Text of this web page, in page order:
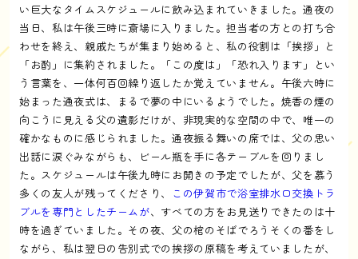
い巨大なタイムスケジュールに飲み込まれていきました。通夜の
当日、私は午後三時に斎場に入りました。担当者の方との打ち合
わせを終え、親戚たちが集まり始めると、私の役割は「挨拶」と
「お酌」に集約されました。「この度は」「恐れ入ります」とい
う言葉を、一体何百回繰り返したか覚えていません。午後六時に
始まった通夜式は、まるで夢の中にいるようでした。焼香の煙の
向こうに見える父の遺影だけが、非現実的な空間の中で、唯一の
確かなものに感じられました。通夜振る舞いの席では、父の思い
出話に涙ぐみながらも、ビール瓶を手に各テーブルを回りまし
た。スケジュールは午後九時にお開きの予定でしたが、父を慕う
多くの友人が残ってくださり、 この伊賀市で浴室排水口交換トラ
ブルを専門としたチームが、すべての方をお見送りできたのは十
時を過ぎていました。その夜、父の棺のそばでろうそくの番をし
ながら、私は翌日の告別式での挨拶の原稿を考えていましたが、